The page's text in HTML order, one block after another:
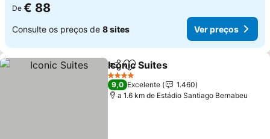
De € 88
Consulte os preços de 8 sites Ver preços
PartilharAdicionar aos favoritos
Iconic Suites
4 Estrelas
9,0 Excelente
1.460
a 1.6 km de Estádio Santiago Bernabeu